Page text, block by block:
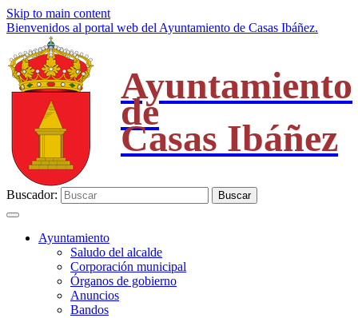
Skip to main content
Bienvenidos al portal web del Ayuntamiento de Casas Ibáñez.
Ayuntamiento
de
Casas Ibáñez
Buscador: Buscar
Ayuntamiento
Saludo del alcalde
Corporación municipal
Órganos de gobierno
Anuncios
Bandos